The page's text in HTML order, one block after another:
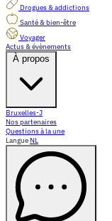
Drogues & addictions
Santé & bien-être
Voyager
Actus & évènements
À propos
Bruxelles-J
Nos partenaires
Questions à la une
Langue NL